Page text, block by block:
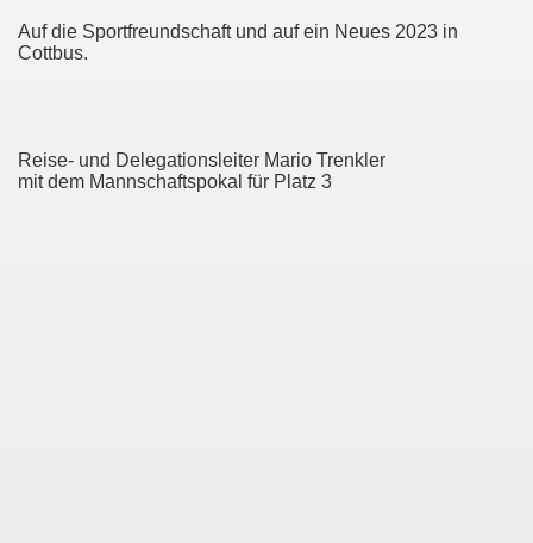
Auf die Sportfreundschaft und auf ein Neues 2023 in
Cottbus.
Reise- und Delegationsleiter Mario Trenkler
mit dem Mannschaftspokal für Platz 3